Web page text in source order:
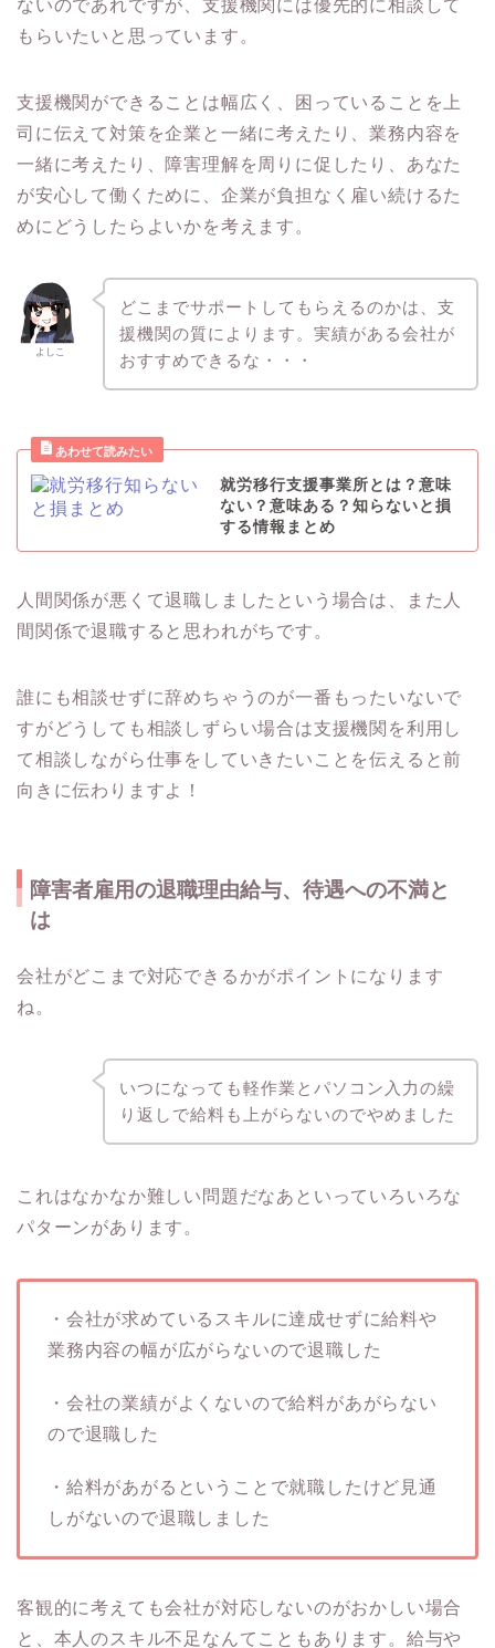
ないのであれですが、支援機関には優先的に相談して
もらいたいと思っています。
支援機関ができることは幅広く、困っていることを上
司に伝えて対策を企業と一緒に考えたり、業務内容を
一緒に考えたり、障害理解を周りに促したり、あなた
が安心して働くために、企業が負担なく雇い続けるた
めにどうしたらよいかを考えます。
よしこ
どこまでサポートしてもらえるのかは、支
援機関の質によります。実績がある会社が
おすすめできるな・・・
就労移行支援事業所とは？意味
ない？意味ある？知らないと損
する情報まとめ
人間関係が悪くて退職しましたという場合は、また人
間関係で退職すると思われがちです。
誰にも相談せずに辞めちゃうのが一番もったいないで
すがどうしても相談しずらい場合は支援機関を利用し
て相談しながら仕事をしていきたいことを伝えると前
向きに伝わりますよ！
障害者雇用の退職理由給与、待遇への不満と
は
会社がどこまで対応できるかがポイントになります
ね。
いつになっても軽作業とパソコン入力の繰
り返しで給料も上がらないのでやめました
これはなかなか難しい問題だなあといっていろいろな
パターンがあります。
・会社が求めているスキルに達成せずに給料や
業務内容の幅が広がらないので退職した
・会社の業績がよくないので給料があがらない
ので退職した
・給料があがるということで就職したけど見通
しがないので退職しました
客観的に考えても会社が対応しないのがおかしい場合
と、本人のスキル不足なんてこともあります。給与や